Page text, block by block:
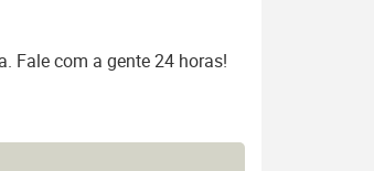
Fale com a gente 24 horas!